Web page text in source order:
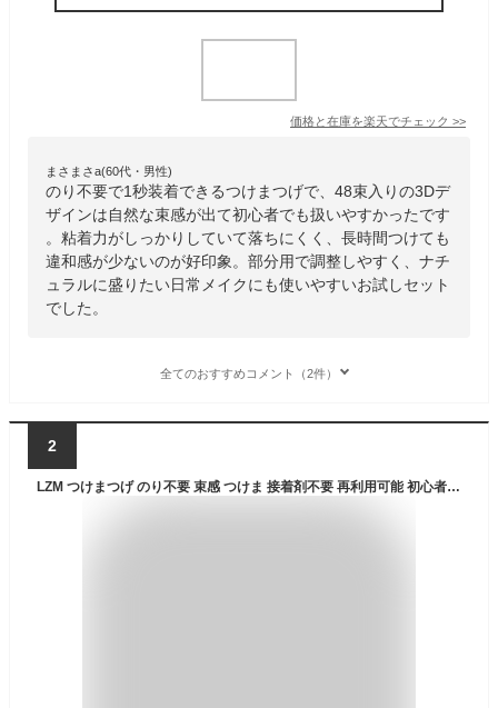
価格と在庫を楽天でチェック >>
まさまさa(60代・男性)
のり不要で1秒装着できるつけまつげで、48束入りの3Dデ
ザインは自然な束感が出て初心者でも扱いやすかったです
。粘着力がしっかりしていて落ちにくく、長時間つけても
違和感が少ないのが好印象。部分用で調整しやすく、ナチ
ュラルに盛りたい日常メイクにも使いやすいお試しセット
でした。
全てのおすすめコメント（2件）
2
LZM つけまつげ のり不要 束感 つけま 接着剤不要 再利用可能 初心者 のりがいらない 粘着力強い 防水防汗 立体感 つけまつ毛 5ペア DM-62